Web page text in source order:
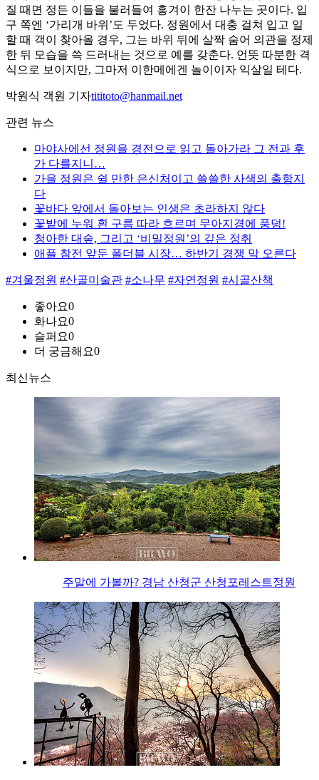
질 때면 정든 이들을 불러들여 흥겨이 한잔 나누는 곳이다. 입
구 쪽엔 ‘가리개 바위’도 두었다. 정원에서 대충 걸쳐 입고 일
할 때 객이 찾아올 경우, 그는 바위 뒤에 살짝 숨어 의관을 정제
한 뒤 모습을 쓱 드러내는 것으로 예를 갖춘다. 언뜻 따분한 격
식으로 보이지만, 그마저 이한메에겐 놀이이자 익살일 테다.
박원식 객원 기자tititoto@hanmail.net
관련 뉴스
마야사에선 정원을 경전으로 읽고 돌아가라 그 전과 후
가 다를지니…
가을 정원은 쉴 만한 은신처이고 쓸쓸한 사색의 출항지
다
꽃바다 앞에서 돌아보는 인생은 초라하지 않다
꽃밭에 누워 흰 구름 따라 흐르며 무아지경에 풍덩!
청아한 대숲, 그리고 ‘비밀정원’의 깊은 정취
애플 참전 앞둔 폴더블 시장… 하반기 경쟁 막 오른다
#겨울정원 #산골미술관 #소나무 #자연정원 #시골산책
좋아요0
화나요0
슬퍼요0
더 궁금해요0
최신뉴스
주말에 가볼까? 경남 산청군 산청포레스트정원